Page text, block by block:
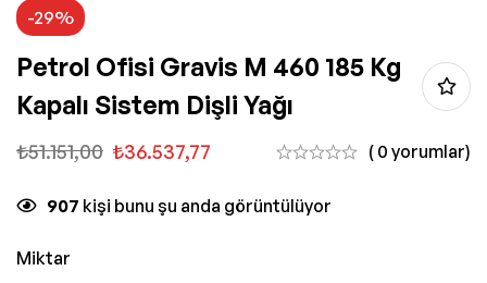
-29%
Petrol Ofisi Gravis M 460 185 Kg
Kapalı Sistem Dişli Yağı
₺51.151,00 ₺36.537,77 ( 0 yorumlar)
907 kişi bunu şu anda görüntülüyor
Miktar